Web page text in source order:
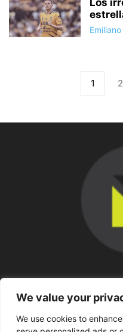
We value your
We use cookies to
Los
1 2